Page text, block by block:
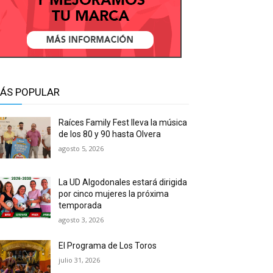
POPULAR
Raíces Family Fest lleva la música
de los 80 y 90 hasta Olvera
agosto 5, 2026
La UD Algodonales estará dirigida
por cinco mujeres la próxima
temporada
agosto 3, 2026
El Programa de Los Toros
julio 31, 2026